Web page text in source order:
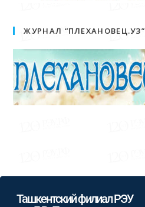
ЖУРНАЛ “ПЛЕХАНОВЕЦ.УЗ”
Ташкентский филиал РЭУ